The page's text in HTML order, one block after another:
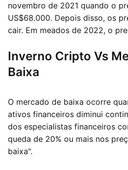
novembro de 2021 quando o
US$68.000. Depois disso, os
cair. Em meados de 2022, o
Inverno Cripto Vs
Baixa
O mercado de baixa ocorre
ativos financeiros diminui
dos especialistas financeiros
queda de 20% ou mais nos
baixa".